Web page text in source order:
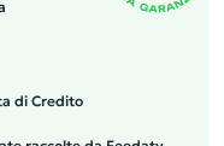
di Credito